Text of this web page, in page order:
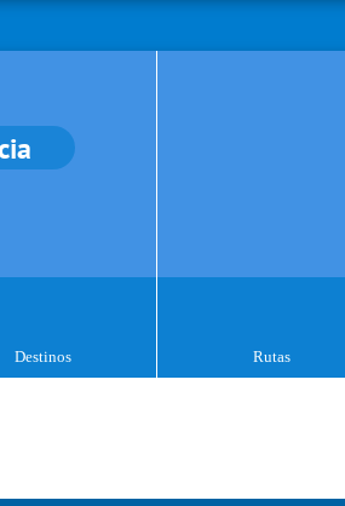
Destinos Rutas